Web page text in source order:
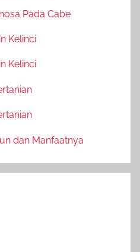
Pada Cabe
Kelinci
Kelinci
dan Manfaatnya